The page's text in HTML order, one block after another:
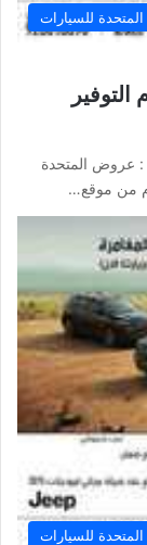
للسيارات
: عروض المتحدة
من موقع…
للسيارات